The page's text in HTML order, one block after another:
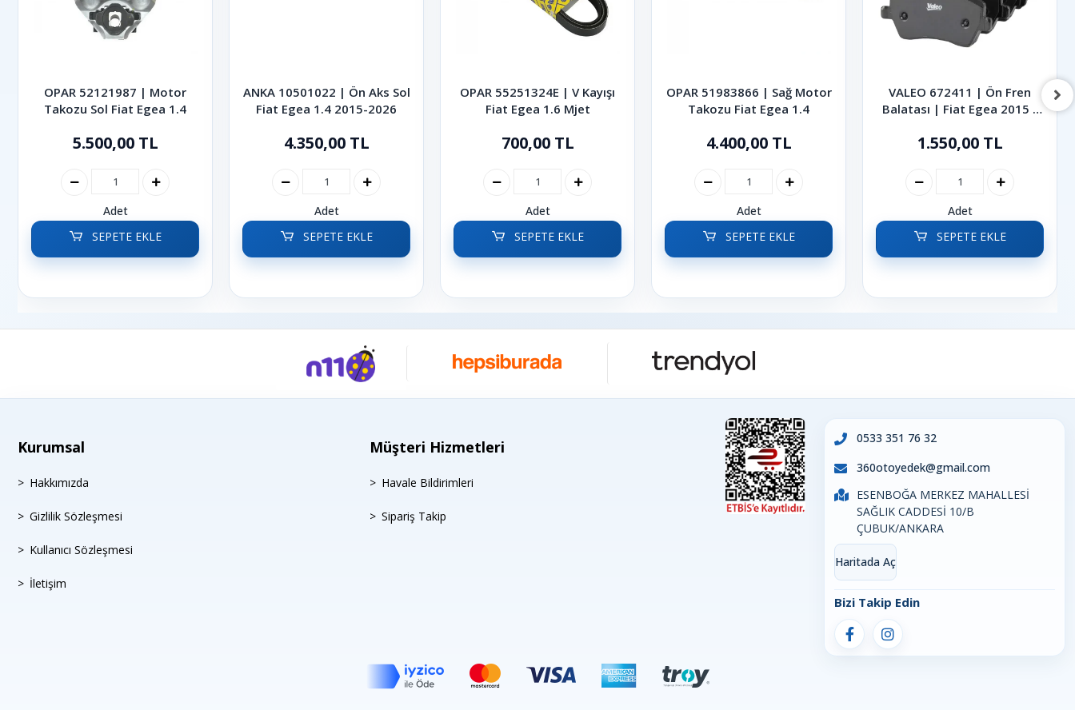
OPAR 52121987 | Motor
Takozu Sol Fiat Egea 1.4
5.500,00 TL
Adet
SEPETE EKLE
ANKA 10501022 | Ön Aks Sol
Fiat Egea 1.4 2015-2026
4.350,00 TL
Adet
SEPETE EKLE
OPAR 55251324E | V Kayışı
Fiat Egea 1.6 Mjet
700,00 TL
Adet
SEPETE EKLE
OPAR 51983866 | Sağ Motor
Takozu Fiat Egea 1.4
4.400,00 TL
Adet
SEPETE EKLE
VALEO 672411 | Ön Fren
Balatası | Fiat Egea 2015 -
1.550,00 TL
Adet
SEPETE EKLE
Kurumsal
Hakkımızda
Gizlilik Sözleşmesi
Kullanıcı Sözleşmesi
İletişim
Müşteri Hizmetleri
Havale Bildirimleri
Sipariş Takip
0533 351 76 32
360otoyedek@gmail.com
ESENBOĞA MERKEZ MAHALLESİ
SAĞLIK CADDESİ 10/B
ÇUBUK/ANKARA
Haritada Aç
Bizi Takip Edin